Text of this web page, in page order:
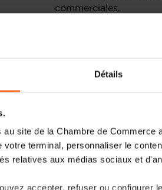
Détails
site de la Chambre de
terminal, personnaliser le
relatives aux médias sociaux et
accepter, refuser ou configurer
commerciales.
En même temps, se
marché unique
libre circulation. On
l’UE réponde à
multilatéralisme et de
mêmes valeurs.
aller dans la
Mercosur, gelé pour
majorité de députés
Ces stratégies